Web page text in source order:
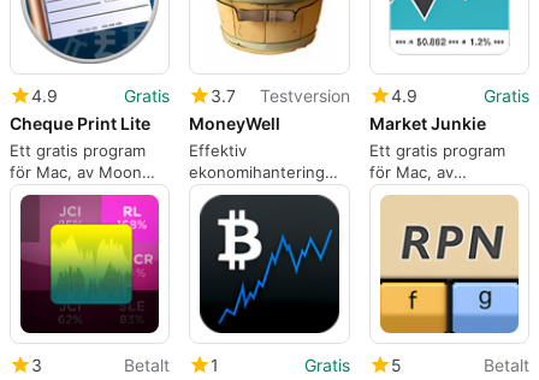
4.9
Gratis
Cheque Print Lite
Ett gratis program
för Mac, av Moon
Technolabs Private
Limited
3.7
Testversion
MoneyWell
Effektiv
ekonomihantering
med MoneyWell
4.9
Gratis
Market Junkie
Ett gratis program
för Mac, av
Sebastian Schenk
3
Betalt
1
Gratis
5
Betalt